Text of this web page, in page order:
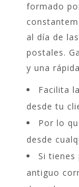
formado
al día de
postales.
y una
Facilita
desde tu
Por lo
desde
Si tienes
antiguo